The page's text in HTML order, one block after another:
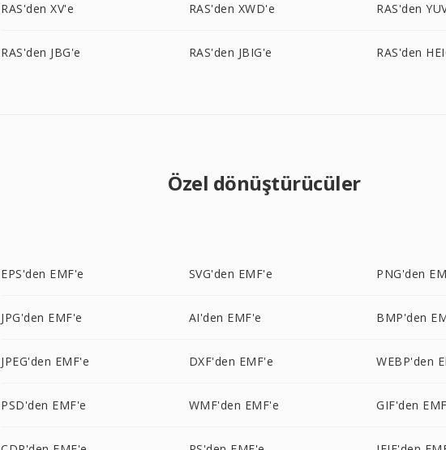
RAS'den XV'e RAS'den XWD'e RAS'den
RAS'den JBG'e RAS'den JBIG'e RAS'den
Özel dönüştürücüler
EPS'den EMF'e SVG'den EMF'e PNG'den
JPG'den EMF'e AI'den EMF'e BMP'den
JPEG'den EMF'e DXF'den EMF'e WEBP'den
PSD'den EMF'e WMF'den EMF'e GIF'den